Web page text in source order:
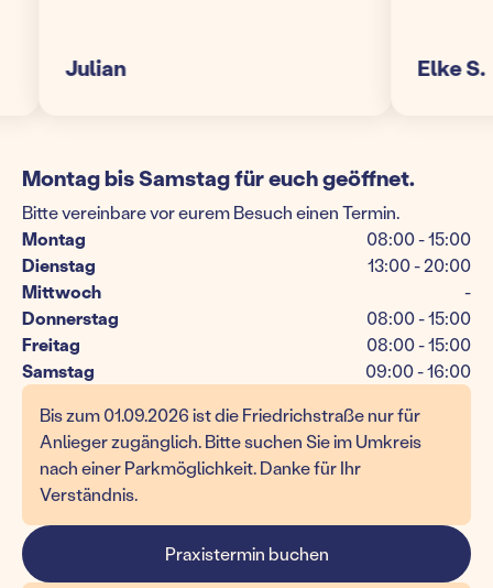
Julian Elke S.
Montag bis Samstag für euch geöffnet.
Bitte vereinbare vor eurem Besuch einen Termin.
Montag
08:00 - 15:00
Dienstag
13:00 - 20:00
Mittwoch
-
Donnerstag
08:00 - 15:00
Freitag
08:00 - 15:00
Samstag
09:00 - 16:00
Bis zum 01.09.2026 ist die Friedrichstraße nur für
Anlieger zugänglich. Bitte suchen Sie im Umkreis
nach einer Parkmöglichkeit. Danke für Ihr
Verständnis.
Praxistermin buchen